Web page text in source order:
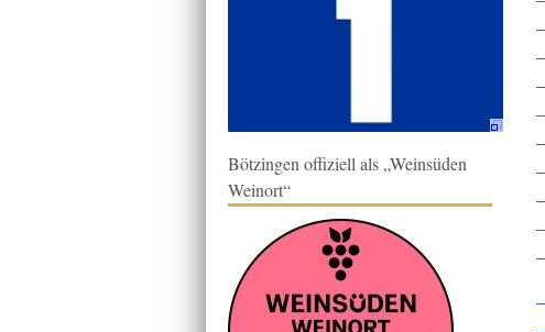
Bötzingen offiziell als „Weinsüden
Weinort“